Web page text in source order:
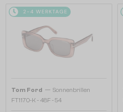
2-4 WERKTAGE
Tom Ford — Sonnenbrillen
FT1170-K - 48F - 54